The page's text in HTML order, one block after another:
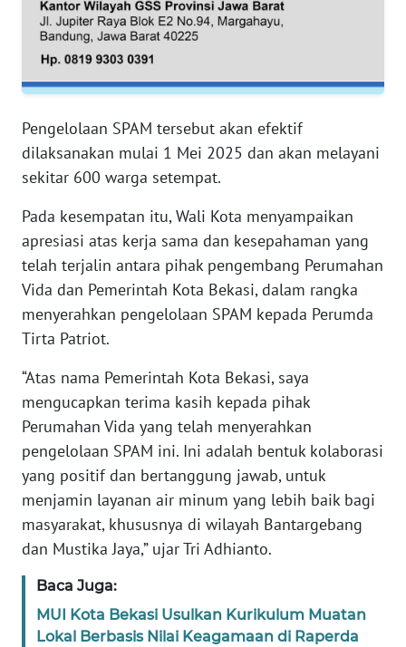
Pengelolaan SPAM tersebut akan efektif
dilaksanakan mulai 1 Mei 2025 dan akan melayani
sekitar 600 warga setempat.
Pada kesempatan itu, Wali Kota menyampaikan
apresiasi atas kerja sama dan kesepahaman yang
telah terjalin antara pihak pengembang Perumahan
Vida dan Pemerintah Kota Bekasi, dalam rangka
menyerahkan pengelolaan SPAM kepada Perumda
Tirta Patriot.
“Atas nama Pemerintah Kota Bekasi, saya
mengucapkan terima kasih kepada pihak
Perumahan Vida yang telah menyerahkan
pengelolaan SPAM ini. Ini adalah bentuk kolaborasi
yang positif dan bertanggung jawab, untuk
menjamin layanan air minum yang lebih baik bagi
masyarakat, khususnya di wilayah Bantargebang
dan Mustika Jaya,” ujar Tri Adhianto.
Baca Juga:
MUI Kota Bekasi Usulkan Kurikulum Muatan
Lokal Berbasis Nilai Keagamaan di Raperda
WN
PAPUA
WN
RIAU
SERAMBI
WN
WN
SULTRA
NTB
WN
SULTENG
WN
SULBAR
WN
BABEL